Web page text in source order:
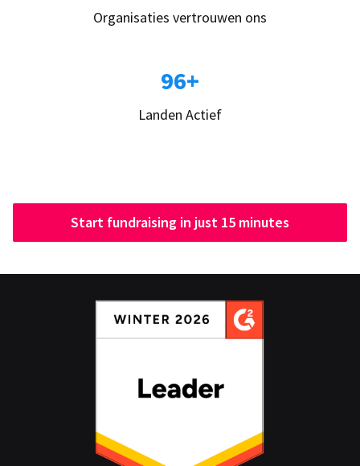
Organisaties vertrouwen ons
96+
Landen Actief
Start fundraising in just 15 minutes